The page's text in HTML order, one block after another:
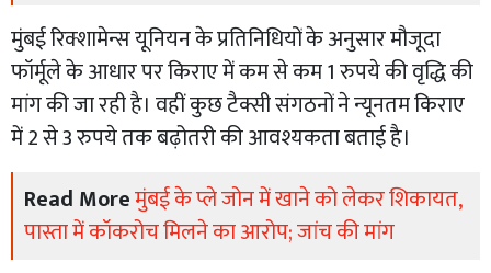
मुंबई रिक्शामेन्स यूनियन के प्रतिनिधियों के अनुसार मौजूदा
फॉर्मूले के आधार पर किराए में कम से कम 1 रुपये की वृद्धि की
मांग की जा रही है। वहीं कुछ टैक्सी संगठनों ने न्यूनतम किराए
में 2 से 3 रुपये तक बढ़ोतरी की आवश्यकता बताई है।
Read Moreमुंबई के प्ले जोन में खाने को लेकर शिकायत,
पास्ता में कॉकरोच मिलने का आरोप; जांच की मांग